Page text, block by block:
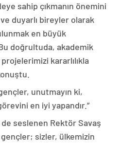
sahip çıkmanın önemini
duyarlı bireyler olarak
en büyük
doğrultuda, akademik
projelerimizi kararlılıkla
unutmayın ki,
en iyi yapandır.”
seslenen Rektör Savaş
sizler, ülkemizin